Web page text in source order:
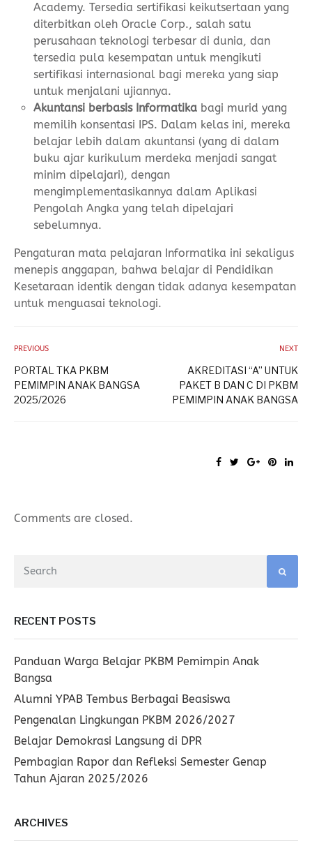
Academy. Tersedia sertifikasi keikutsertaan yang
diterbitkan oleh Oracle Corp., salah satu
perusahaan teknologi terbesar di dunia, dan
tersedia pula kesempatan untuk mengikuti
sertifikasi internasional bagi mereka yang siap
untuk menjalani ujiannya.
Akuntansi berbasis Informatika bagi murid yang
memilih konsentasi IPS. Dalam kelas ini, mereka
belajar lebih dalam akuntansi (yang di dalam
buku ajar kurikulum merdeka menjadi sangat
minim dipelajari), dengan
mengimplementasikannya dalam Aplikasi
Pengolah Angka yang telah dipelajari
sebelumnya.
Pengaturan mata pelajaran Informatika ini sekaligus
menepis anggapan, bahwa belajar di Pendidikan
Kesetaraan identik dengan tidak adanya kesempatan
untuk menguasai teknologi.
PREVIOUS
PORTAL TKA PKBM
PEMIMPIN ANAK BANGSA
2025/2026
NEXT
AKREDITASI “A” UNTUK
PAKET B DAN C DI PKBM
PEMIMPIN ANAK BANGSA
Comments are closed.
RECENT POSTS
Panduan Warga Belajar PKBM Pemimpin Anak
Bangsa
Alumni YPAB Tembus Berbagai Beasiswa
Pengenalan Lingkungan PKBM 2026/2027
Belajar Demokrasi Langsung di DPR
Pembagian Rapor dan Refleksi Semester Genap
Tahun Ajaran 2025/2026
ARCHIVES